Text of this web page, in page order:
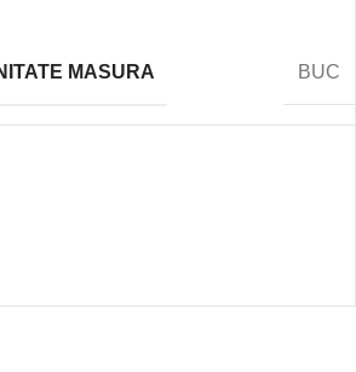
MASURA BUC